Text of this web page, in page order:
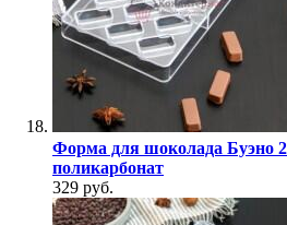
Форма для шоколада Буэно
поликарбонат
329 руб.